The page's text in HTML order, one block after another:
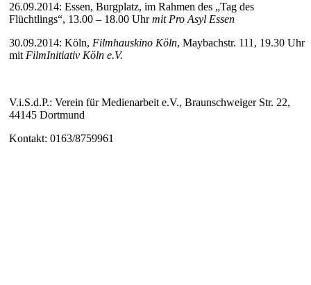
26.09.2014: Essen, Burgplatz, im Rahmen des „Tag des
Flüchtlings“, 13.00 – 18.00 Uhrmit Pro Asyl Essen
30.09.2014: Köln, Filmhauskino Köln, Maybachstr. 111, 19.30 Uhr
mit FilmInitiativ Köln e.V.
V.i.S.d.P.: Verein für Medienarbeit e.V., Braunschweiger Str. 22,
44145 Dortmund
Kontakt: 0163/8759961